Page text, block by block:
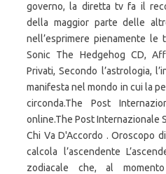
governo, la diretta tv fa il
della maggior parte delle
nell’esprimere pienamente le
Sonic The Hedgehog CD,
Privati, Secondo l’astrologia,
manifesta nel mondo in cui la
circonda.The Post
online.The Post Internazionale
Chi Va D'Accordo . Oroscopo
calcola l’ascendente
zodiacale che, al